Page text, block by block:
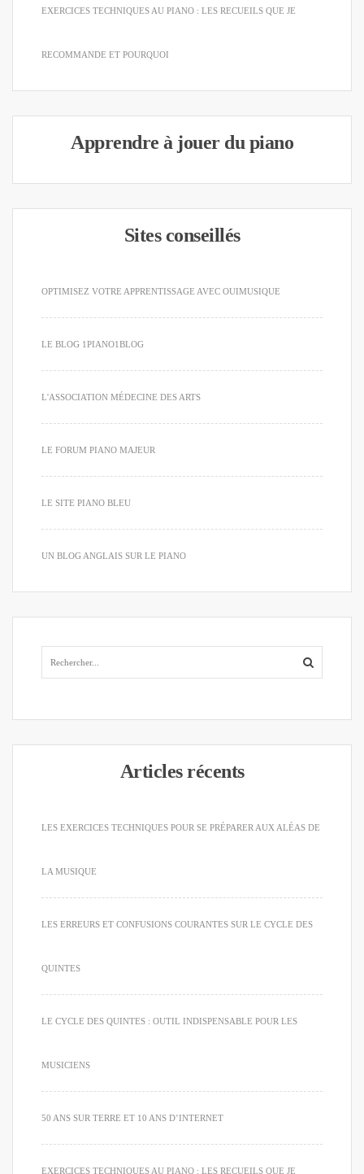
EXERCICES TECHNIQUES AU PIANO : LES RECUEILS QUE JE
RECOMMANDE ET POURQUOI
Apprendre à jouer du piano
Sites conseillés
OPTIMISEZ VOTRE APPRENTISSAGE AVEC OUIMUSIQUE
LE BLOG 1PIANO1BLOG
L'ASSOCIATION MÉDECINE DES ARTS
LE FORUM PIANO MAJEUR
LE SITE PIANO BLEU
UN BLOG ANGLAIS SUR LE PIANO
Articles récents
LES EXERCICES TECHNIQUES POUR SE PRÉPARER AUX ALÉAS DE
LA MUSIQUE
LES ERREURS ET CONFUSIONS COURANTES SUR LE CYCLE DES
QUINTES
LE CYCLE DES QUINTES : OUTIL INDISPENSABLE POUR LES
MUSICIENS
50 ANS SUR TERRE ET 10 ANS D’INTERNET
EXERCICES TECHNIQUES AU PIANO : LES RECUEILS QUE JE